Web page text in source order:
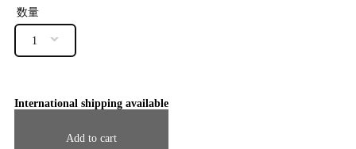
数量
International shipping available
Add to cart